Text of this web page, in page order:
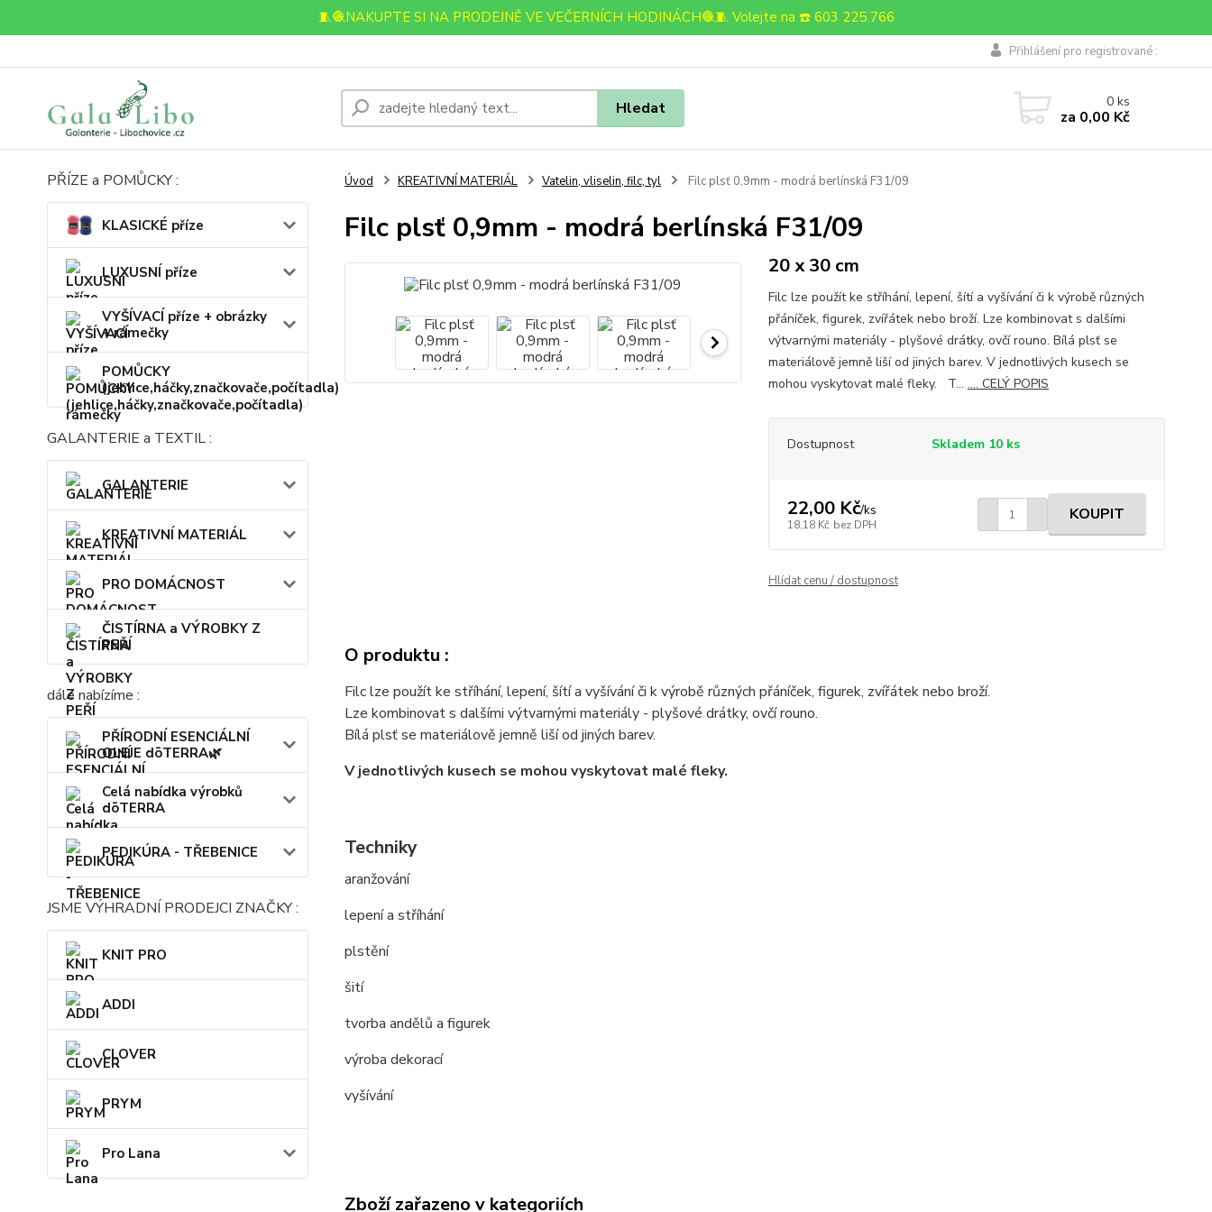
🧵🧶NAKUPTE SI NA PRODEJNĚ VE VEČERNÍCH HODINÁCH🧶🧵 Volejte na ☎️ 603 225 766
Přihlášení pro registrované :
Hledat 0ks
za 0,00 Kč
PŘÍZE a POMŮCKY :
KLASICKÉ příze
LUXUSNÍ příze
VYŠÍVACÍ příze + obrázky
+ rámečky
POMŮCKY
(jehlice,háčky,značkovače,počítadla)
GALANTERIE a TEXTIL :
GALANTERIE
KREATIVNÍ MATERIÁL
PRO DOMÁCNOST
ČISTÍRNA a VÝROBKY Z
PEŘÍ
dále nabízíme :
PŘÍRODNÍ ESENCIÁLNÍ
OLEJE dōTERRA🌿
Celá nabídka výrobků
dōTERRA
PEDIKÚRA - TŘEBENICE
JSME VÝHRADNÍ PRODEJCI ZNAČKY :
KNIT PRO
ADDI
CLOVER
PRYM
Pro Lana
Úvod KREATIVNÍ MATERIÁL Vatelin, vliselin, filc, tyl Filc plsť 0,9mm - modrá berlínská F31/09
Filc plsť 0,9mm - modrá berlínská F31/09
20 x 30 cm
Filc lze použít ke stříhání, lepení, šítí a vyšívání či k výrobě různých
přáníček, figurek, zvířátek nebo broží. Lze kombinovat s dalšími
výtvarnými materiály - plyšové drátky, ovčí rouno. Bílá plsť se
materiálově jemně liší od jiných barev. V jednotlivých kusech se
mohou vyskytovat malé fleky. T... .... CELÝ POPIS
Dostupnost Skladem 10 ks
22,00 Kč/ks
18,18 Kč bez DPH
KOUPIT
Hlídat cenu / dostupnost
O produktu :
Filc lze použít ke stříhání, lepení, šítí a vyšívání či k výrobě různých přáníček, figurek, zvířátek nebo broží.
Lze kombinovat s dalšími výtvarnými materiály - plyšové drátky, ovčí rouno.
Bílá plsť se materiálově jemně liší od jiných barev.
V jednotlivých kusech se mohou vyskytovat malé fleky.
Techniky
aranžování
lepení a stříhání
plstění
šití
tvorba andělů a figurek
výroba dekorací
vyšívání
Zboží zařazeno v kategoriích